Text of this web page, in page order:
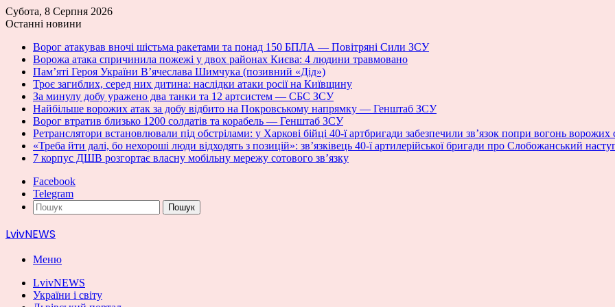
Субота, 8 Серпня 2026
Останні новини
Ворог атакував вночі шістьма ракетами та понад 150 БПЛА — Повітряні Сили ЗСУ
Ворожа атака спричинила пожежі у двох районах Києва: 4 людини травмовано
Пам’яті Героя України В’ячеслава Шимчука (позивний «Дід»)
Троє загиблих, серед них дитина: наслідки атаки росії на Київщину
За минулу добу уражено два танки та 12 артсистем — СБС ЗСУ
Найбільше ворожих атак за добу відбито на Покровському напрямку — Генштаб ЗСУ
Ворог втратив близько 1200 солдатів та корабель — Генштаб ЗСУ
Ретранслятори встановлювали під обстрілами: у Харкові бійці 40-ї артбригади забезпечили зв’язок попри вогонь ворожих
«Треба йти далі, бо нехороші люди відходять з позицій»: зв’язківець 40-ї артилерійської бригади про Слобожанський
7 корпус ДШВ розгортає власну мобільну мережу сотового зв’язку
Facebook
Telegram
Пошук
LvivNEWS
Меню
LvivNEWS
України і світу